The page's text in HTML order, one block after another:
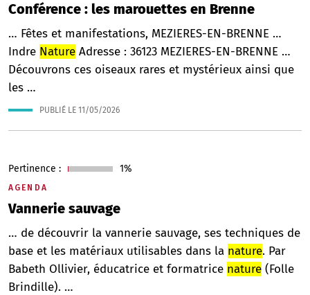
Conférence : les marouettes en Brenne
… Fêtes et manifestations, MEZIERES-EN-BRENNE …
Indre Nature Adresse : 36123 MEZIERES-EN-BRENNE …
Découvrons ces oiseaux rares et mystérieux ainsi que
les …
PUBLIÉ LE 11/05/2026
AGENDA
Vannerie sauvage
Pertinence : 1%
… de découvrir la vannerie sauvage, ses techniques de
base et les matériaux utilisables dans la nature. Par
Babeth Ollivier, éducatrice et formatrice nature (Folle
Brindille). …